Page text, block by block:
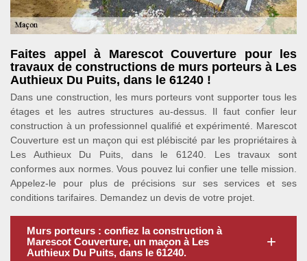
Faites appel à Marescot Couverture pour les
travaux de constructions de murs porteurs à Les
Authieux Du Puits, dans le 61240 !
Dans une construction, les murs porteurs vont supporter tous les
étages et les autres structures au-dessus. Il faut confier leur
construction à un professionnel qualifié et expérimenté. Marescot
Couverture est un maçon qui est plébiscité par les propriétaires à
Les Authieux Du Puits, dans le 61240. Les travaux sont
conformes aux normes. Vous pouvez lui confier une telle mission.
Appelez-le pour plus de précisions sur ses services et ses
conditions tarifaires. Demandez un devis de votre projet.
Murs porteurs : confiez la construction à
Marescot Couverture, un maçon à Les
Authieux Du Puits, dans le 61240.